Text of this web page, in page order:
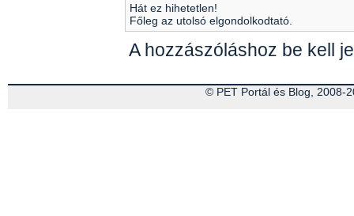
Hát ez hihetetlen!
Főleg az utolsó elgondolkodtató.
A hozzászóláshoz be kell
© PET Portál és Blog, 2008-